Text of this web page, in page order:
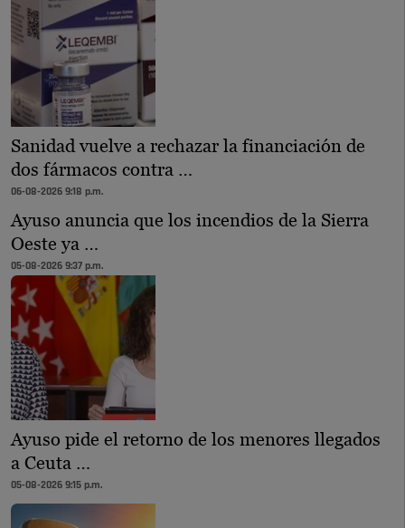
Sanidad vuelve a rechazar la financiación de
dos fármacos contra …
06-08-2026 9:18 p.m.
Ayuso anuncia que los incendios de la Sierra
Oeste ya …
05-08-2026 9:37 p.m.
Ayuso pide el retorno de los menores llegados
a Ceuta …
05-08-2026 9:15 p.m.